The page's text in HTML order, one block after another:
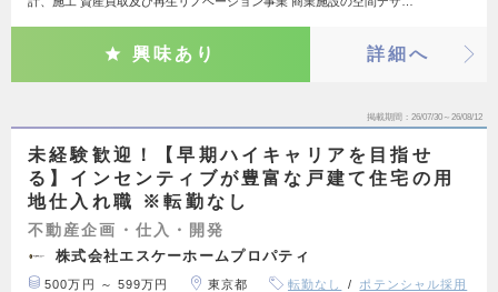
興味あり 詳細へ
掲載期間 26/07/30～26/08/12
未経験歓迎！【早期ハイキャリアを目指せ
る】インセンティブが豊富な戸建て住宅の用
地仕入れ職 ※転勤なし
不動産企画・仕入・開発
株式会社エスケーホームプロパティ
500万円 ～ 599万円 東京都 転勤なし
ポテンシャル採用